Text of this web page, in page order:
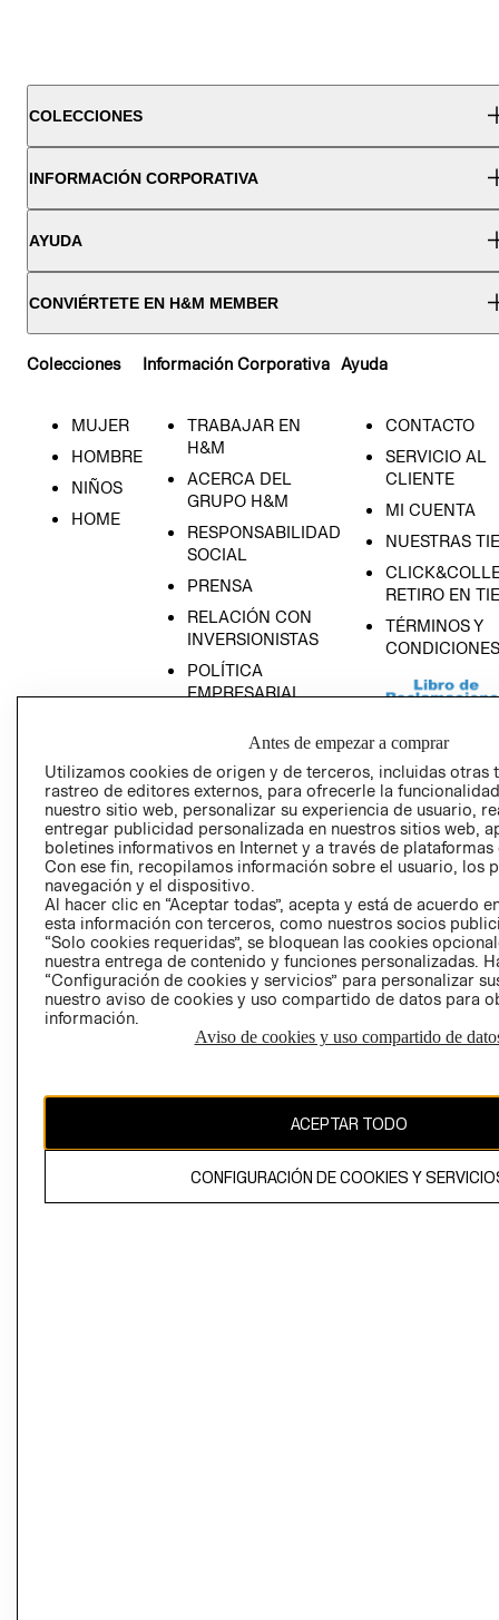
COLECCIONES
INFORMACIÓN CORPORATIVA
AYUDA
CONVIÉRTETE EN H&M MEMBER
Colecciones
MUJER
HOMBRE
NIÑOS
HOME
Información Corporativa
TRABAJAR EN
H&M
ACERCA DEL
GRUPO H&M
RESPONSABILIDAD
SOCIAL
PRENSA
RELACIÓN CON
INVERSIONISTAS
POLÍTICA
EMPRESARIAL
Ayuda
CONTACTO
SERVICIO AL
CLIENTE
MI CUENTA
NUESTRAS
RETIRO EN
TÉRMINOS Y
CONDICIONES
AVISO DE
PRIVACIDAD
GIFT CARD
El contenido de esta página web está protegido por copyright y es
Antes de empezar a comprar
Utilizamos cookies de origen y de terceros, incluidas otras
rastreo de editores externos, para ofrecerle la
nuestro sitio web, personalizar su experiencia de usuario,
entregar publicidad personalizada en nuestros sitios web,
boletines informativos en Internet y a través de plataformas
Con ese fin, recopilamos información sobre el usuario, los
navegación y el dispositivo.
Al hacer clic en “Aceptar todas”, acepta y está de acuerdo
esta información con terceros, como nuestros socios
“Solo cookies requeridas”, se bloquean las cookies
nuestra entrega de contenido y funciones personalizadas.
“Configuración de cookies y servicios” para personalizar
nuestro aviso de cookies y uso compartido de datos para
información.
Aviso de cookies y uso compartido de
ACEPTAR TODO
CONFIGURACIÓN DE COOKIES Y